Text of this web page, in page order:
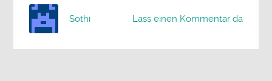
Lass einen Kommentar da
Sothi